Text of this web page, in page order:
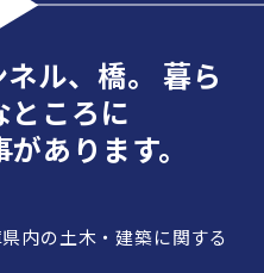
ル、橋。 暮ら
ところに
あります。
内の土木・建築に関する